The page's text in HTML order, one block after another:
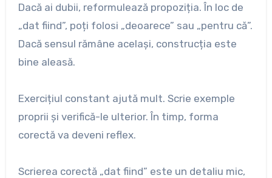
Dacă ai dubii, reformulează propoziția. În loc de
„dat fiind”, poți folosi „deoarece” sau „pentru că”.
Dacă sensul rămâne același, construcția este
bine aleasă.
Exercițiul constant ajută mult. Scrie exemple
proprii și verifică-le ulterior. În timp, forma
corectă va deveni reflex.
Scrierea corectă „dat fiind” este un detaliu mic,